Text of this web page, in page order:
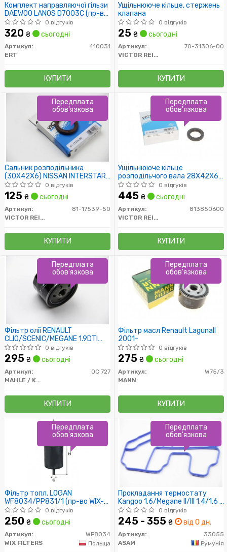
Комплект направляючої гільзи
DAEWOO LANOS D7003C (пр-во
ERT)
0 відгуків
320 ₴ сьогодні
Артикул:
410031
ERT
КУПИТИ
Ущільнююче кільце, стержень
клапана
0 відгуків
25 ₴ сьогодні
Артикул:
70-31306-00
VICTOR REINZ
КУПИТИ
Сальник розподільника
(30X42X6) NISSAN INTERSTAR,
KUBISTAR, PRIMASTAR
0 відгуків
125 ₴ сьогодні
Артикул:
81-17539-50
VICTOR REINZ
КУПИТИ
Передплата
обов'язкова
Ущільнююче кільце
розподільчого вала 28X42X6
RENA
0 відгуків
445 ₴ сьогодні
Артикул:
813850600
VICTOR REINZ
КУПИТИ
Передплата
обов'язкова
Фільтр олії RENAULT
CLIO/SCENIC/MEGANE 1.9DTI
3/97-8/03, 1.9DCi 4/04-
/H=64mm/
0 відгуків
295 ₴ сьогодні
Артикул:
OC 727
MAHLE / KNECHT
КУПИТИ
Передплата
обов'язкова
Фільтр масл Renault LagunaII
2001-
0 відгуків
275 ₴ сьогодні
Артикул:
W75/3
MANN
КУПИТИ
Передплата
обов'язкова
Фільтр топл. LOGAN
WF8034/PP831/1 (пр-во WIX-
Filtron)
0 відгуків
250 ₴ сьогодні
Артикул:
WF8034
WIX FILTERS
Польща
Передплата
обов'язкова
Прокладання термостату
Kangoo 1.6/Megane II/III 1.4/1.6 i
02-
0 відгуків
245 - 355 ₴ від 0 дн.
Артикул:
33055
ASAM
Румунія
Передплата
обов'язкова